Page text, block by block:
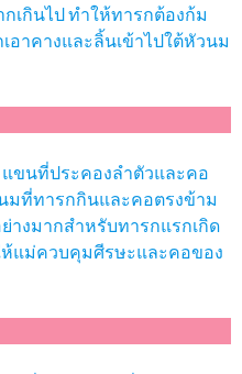
เกินไป ทำให้ทารกต้องก้ม
อาคางและลิ้นเข้าไปใต้หัวนม
นที่ประคองลำตัวและคอ
มที่ทารกกินและคอตรงข้าม
างมากสำหรับทารกแรกเกิด
ห้แม่ควบคุมศีรษะและคอของ